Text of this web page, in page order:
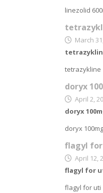
linezolid
March
tetrazykline
doryx
April 2,
doryx
doryx
flagyl
April 12,
flagyl for
flagyl for uti